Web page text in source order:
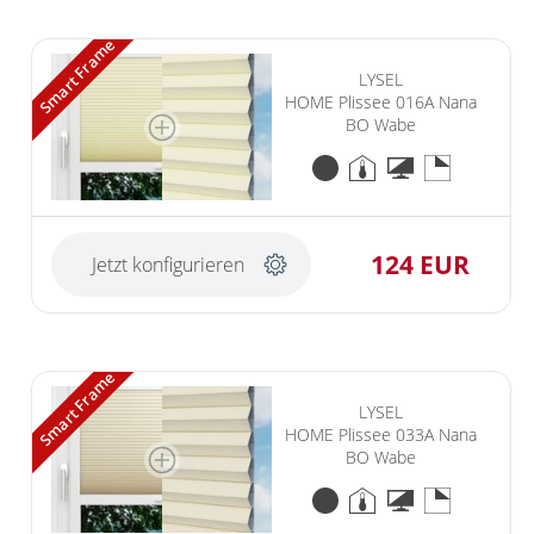
Smart Frame
LYSEL
HOME Plissee 016A Nana
BO Wabe
Jetzt konfigurieren 124 EUR
Smart Frame
LYSEL
HOME Plissee 033A Nana
BO Wabe